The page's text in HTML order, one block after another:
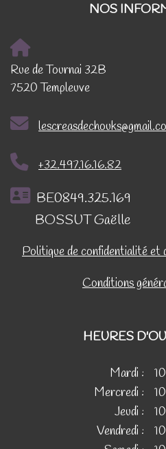
NOS
Rue de Tournai 32B
7520 Templeuve
+32.497.16.16.82
BE0849.325.169
BOSSUT Gaëlle
Politique de confidentialité et
Conditions
HEURES
Mardi :
Mercredi :
Jeudi :
Vendredi :